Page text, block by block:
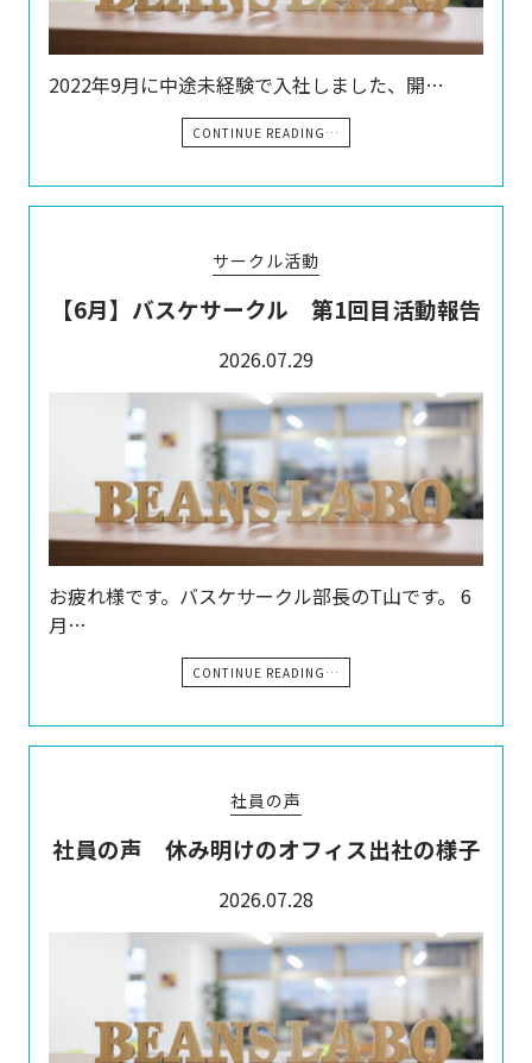
2022年9月に中途未経験で入社しました、開…
CONTINUE READING…
サークル活動
【6月】バスケサークル 第1回目活動報告
2026.07.29
お疲れ様です。バスケサークル部長のT山です。 6
月…
CONTINUE READING…
社員の声
社員の声 休み明けのオフィス出社の様子
2026.07.28